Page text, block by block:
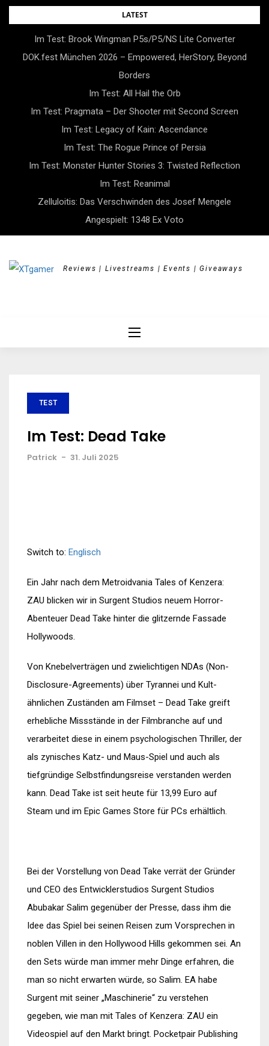
Skip
LATEST
Im Test: Brook Wingman P5s/P5/NS Lite Converter
DOK.fest München 2026 – Empowered, HerStory, Beyond
Borders
Im Test: All Hail the Orb
Im Test: Pragmata – Der Shooter mit Second Screen
Im Test: Legacy of Kain: Ascendance
Im Test: The Rogue Prince of Persia
Im Test: Monster Hunter Stories 3: Twisted Reflection
Im Test: Reanimal
Zelluloitis: Das Verschwinden des Josef Mengele
Angespielt: 1348 Ex Voto
Reviews | Livestreams | Events | Giveaways
TEST
Im Test: Dead Take
Patrick - 31. Juli 2025
Switch to: Englisch
Ein Jahr nach dem Metroidvania Tales of Kenzera:
ZAU blicken wir in Surgent Studios neuem Horror-
Abenteuer Dead Take hinter die glitzernde Fassade
Hollywoods.
Von Knebelverträgen und zwielichtigen NDAs (Non-
Disclosure-Agreements) über Tyrannei und Kult-
ähnlichen Zuständen am Filmset – Dead Take greift
erhebliche Missstände in der Filmbranche auf und
verarbeitet diese in einem psychologischen Thriller, der
als zynisches Katz- und Maus-Spiel und auch als
tiefgründige Selbstfindungsreise verstanden werden
kann. Dead Take ist seit heute für 13,99 Euro auf
Steam und im Epic Games Store für PCs erhältlich.
Bei der Vorstellung von Dead Take verrät der Gründer
und CEO des Entwicklerstudios Surgent Studios
Abubakar Salim gegenüber der Presse, dass ihm die
Idee das Spiel bei seinen Reisen zum Vorsprechen in
noblen Villen in den Hollywood Hills gekommen sei. An
den Sets würde man immer mehr Dinge erfahren, die
man so nicht erwarten würde, so Salim. EA habe
Surgent mit seiner „Maschinerie“ zu verstehen
gegeben, wie man mit Tales of Kenzera: ZAU ein
Videospiel auf den Markt bringt. Pocketpair Publishing